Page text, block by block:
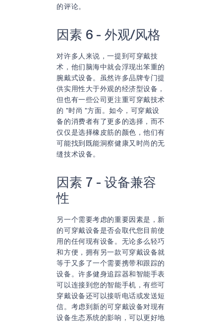
的评论。
因素 6 - 外观/风格
对许多人来说，一提到可穿戴技
术，他们脑海中就会浮现出笨重的
腕戴式设备。虽然许多品牌专门提
供实用性大于外观的经济型设备，
但也有一些公司更注重可穿戴技术
的 "时尚 "方面。如今，可穿戴设
备的消费者有了更多的选择，而不
仅仅是选择橡皮筋的颜色，他们有
可能找到既能洞察健康又时尚的无
缝技术设备。
因素 7 - 设备兼容
性
另一个需要考虑的重要因素是，新
的可穿戴设备是否会取代您目前使
用的任何现有设备。无论多么轻巧
和方便，拥有另一款可穿戴设备就
等于又多了一个需要携带和跟踪的
设备。许多健身追踪器和智能手表
可以连接到您的智能手机，有些可
穿戴设备还可以接听电话或发送短
信。考虑到新的可穿戴设备对现有
设备生态系统的影响，可以更好地